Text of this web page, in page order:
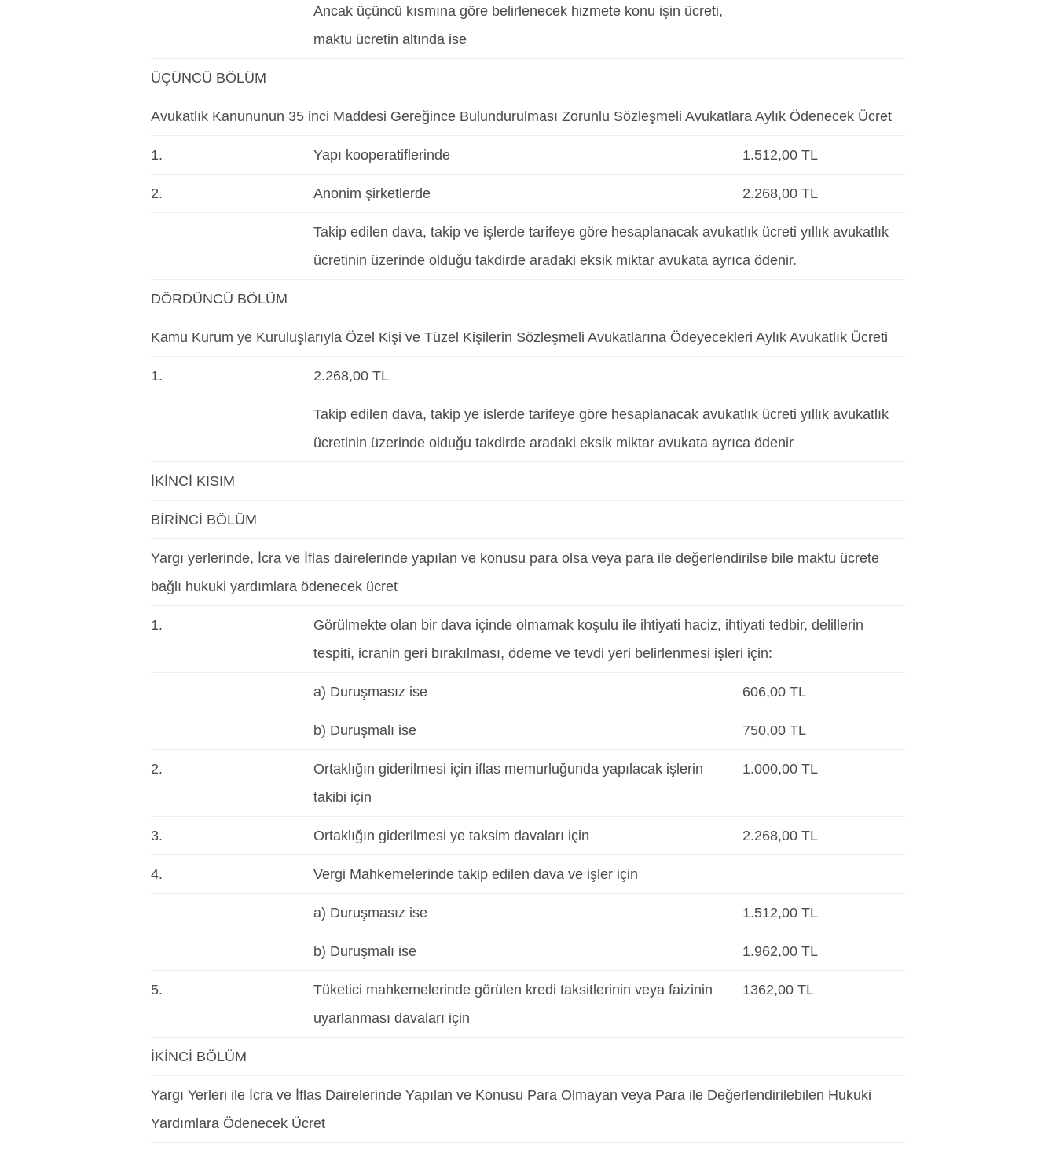
Ancak üçüncü kısmına göre belirlenecek hizmete konu işin ücreti,
maktu ücretin altında ise
ÜÇÜNCÜ BÖLÜM
Avukatlık Kanununun 35 inci Maddesi Gereğince Bulundurulması Zorunlu Sözleşmeli Avukatlara Aylık Ödenecek Ücret
1. Yapı kooperatiflerinde 1.512,00 TL
2. Anonim şirketlerde 2.268,00 TL
Takip edilen dava, takip ve işlerde tarifeye göre hesaplanacak avukatlık ücreti yıllık avukatlık
ücretinin üzerinde olduğu takdirde aradaki eksik miktar avukata ayrıca ödenir.
DÖRDÜNCÜ BÖLÜM
Kamu Kurum ye Kuruluşlarıyla Özel Kişi ve Tüzel Kişilerin Sözleşmeli Avukatlarına Ödeyecekleri Aylık Avukatlık Ücreti
1. 2.268,00 TL
Takip edilen dava, takip ye islerde tarifeye göre hesaplanacak avukatlık ücreti yıllık avukatlık
ücretinin üzerinde olduğu takdirde aradaki eksik miktar avukata ayrıca ödenir
İKİNCİ KISIM
BİRİNCİ BÖLÜM
Yargı yerlerinde, İcra ve İflas dairelerinde yapılan ve konusu para olsa veya para ile değerlendirilse bile maktu ücrete
bağlı hukuki yardımlara ödenecek ücret
1.
Görülmekte olan bir dava içinde olmamak koşulu ile ihtiyati haciz, ihtiyati tedbir, delillerin
tespiti, icranin geri bırakılması, ödeme ve tevdi yeri belirlenmesi işleri için:
a) Duruşmasız ise 606,00 TL
b) Duruşmalı ise 750,00 TL
2.
Ortaklığın giderilmesi için iflas memurluğunda yapılacak işlerin
takibi için
1.000,00 TL
3. Ortaklığın giderilmesi ye taksim davaları için 2.268,00 TL
4. Vergi Mahkemelerinde takip edilen dava ve işler için
a) Duruşmasız ise 1.512,00 TL
b) Duruşmalı ise 1.962,00 TL
5.
Tüketici mahkemelerinde görülen kredi taksitlerinin veya faizinin
uyarlanması davaları için
1362,00 TL
İKİNCİ BÖLÜM
Yargı Yerleri ile İcra ve İflas Dairelerinde Yapılan ve Konusu Para Olmayan veya Para ile Değerlendirilebilen Hukuki
Yardımlara Ödenecek Ücret